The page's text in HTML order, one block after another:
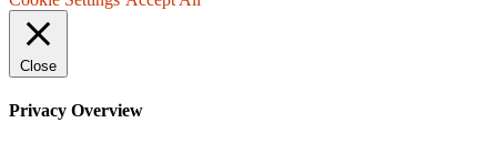
Close
Privacy Overview